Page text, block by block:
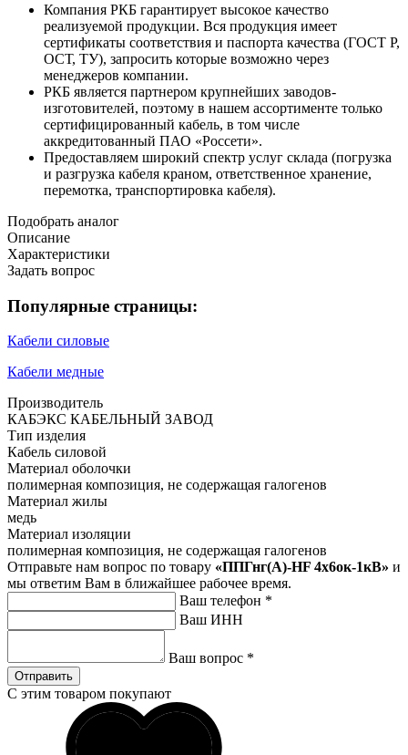
Компания РКБ гарантирует высокое качество
реализуемой продукции. Вся продукция имеет
сертификаты соответствия и паспорта качества (ГОСТ Р,
ОСТ, ТУ), запросить которые возможно через
менеджеров компании.
РКБ является партнером крупнейших заводов-
изготовителей, поэтому в нашем ассортименте только
сертифицированный кабель, в том числе
аккредитованный ПАО «Россети».
Предоставляем широкий спектр услуг склада (погрузка
и разгрузка кабеля краном, ответственное хранение,
перемотка, транспортировка кабеля).
Подобрать аналог
Описание
Характеристики
Задать вопрос
Популярные страницы:
Кабели силовые
Кабели медные
Производитель
КАБЭКС КАБЕЛЬНЫЙ ЗАВОД
Тип изделия
Кабель силовой
Материал оболочки
полимерная композиция, не содержащая галогенов
Материал жилы
медь
Материал изоляции
полимерная композиция, не содержащая галогенов
Отправьте нам вопрос по товару «ППГнг(А)-HF 4х6ок-1кВ» и
мы ответим Вам в ближайшее рабочее время.
Ваш телефон *
Ваш ИНН
Ваш вопрос *
Отправить
С этим товаром покупают